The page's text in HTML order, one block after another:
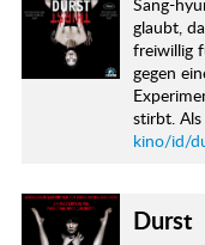
glaubt,
freiwillig
gegen
stirbt.
kino/id/
Durst